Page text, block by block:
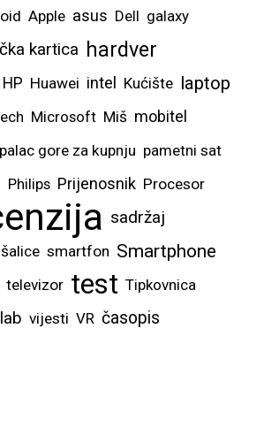
aplikacijama, gdje
možete bez problema
dokumenta, pisati
bilješke ili čak cijele
tekstove, uređivati
OneUI sustav
optimiziran je i za
prikaz tri različite
aplikacije, a za one
četvrtu otvoriti kao
Apple asus Dell galaxy
kartica hardver
HP Huawei intel Kućište laptop
Microsoft Miš mobitel
palac gore za kupnju pametni sat
Philips Prijenosnik Procesor
sadržaj
smartfon Smartphone
televizor test Tipkovnica
vijesti VR časopis